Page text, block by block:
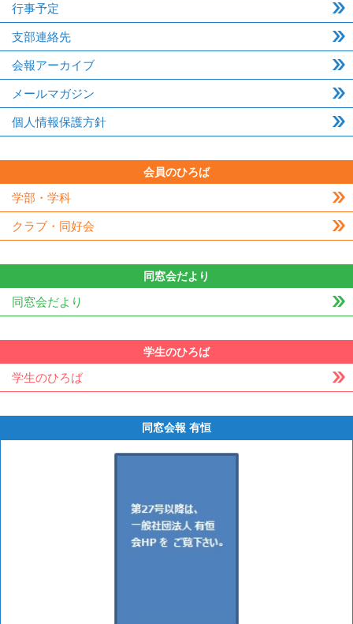
行事予定
支部連絡先
会報アーカイブ
メールマガジン
個人情報保護方針
会員のひろば
学部・学科
クラブ・同好会
同窓会だより
同窓会だより
学生のひろば
学生のひろば
同窓会報 有恒